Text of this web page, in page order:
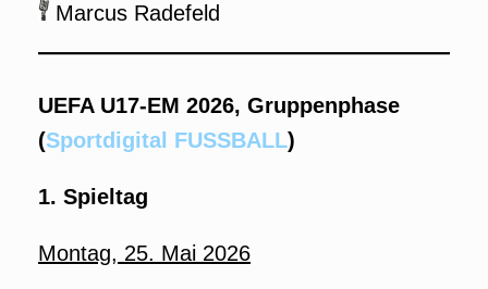
Marcus Radefeld
UEFA U17-EM 2026, Gruppenphase
(Sportdigital FUSSBALL)
1. Spieltag
Montag, 25. Mai 2026